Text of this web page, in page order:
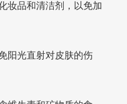
品和清洁剂，以免加
光直射对皮肤的伤